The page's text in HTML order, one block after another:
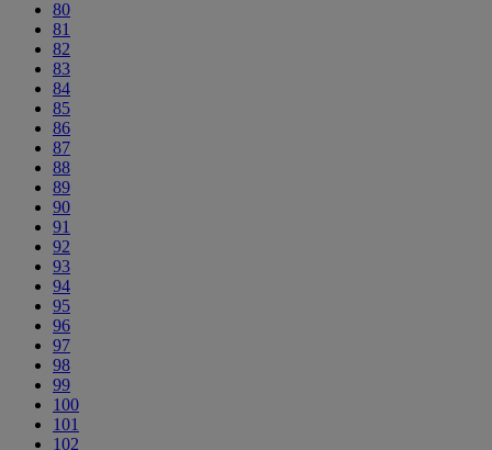
80
81
82
83
84
85
86
87
88
89
90
91
92
93
94
95
96
97
98
99
100
101
102